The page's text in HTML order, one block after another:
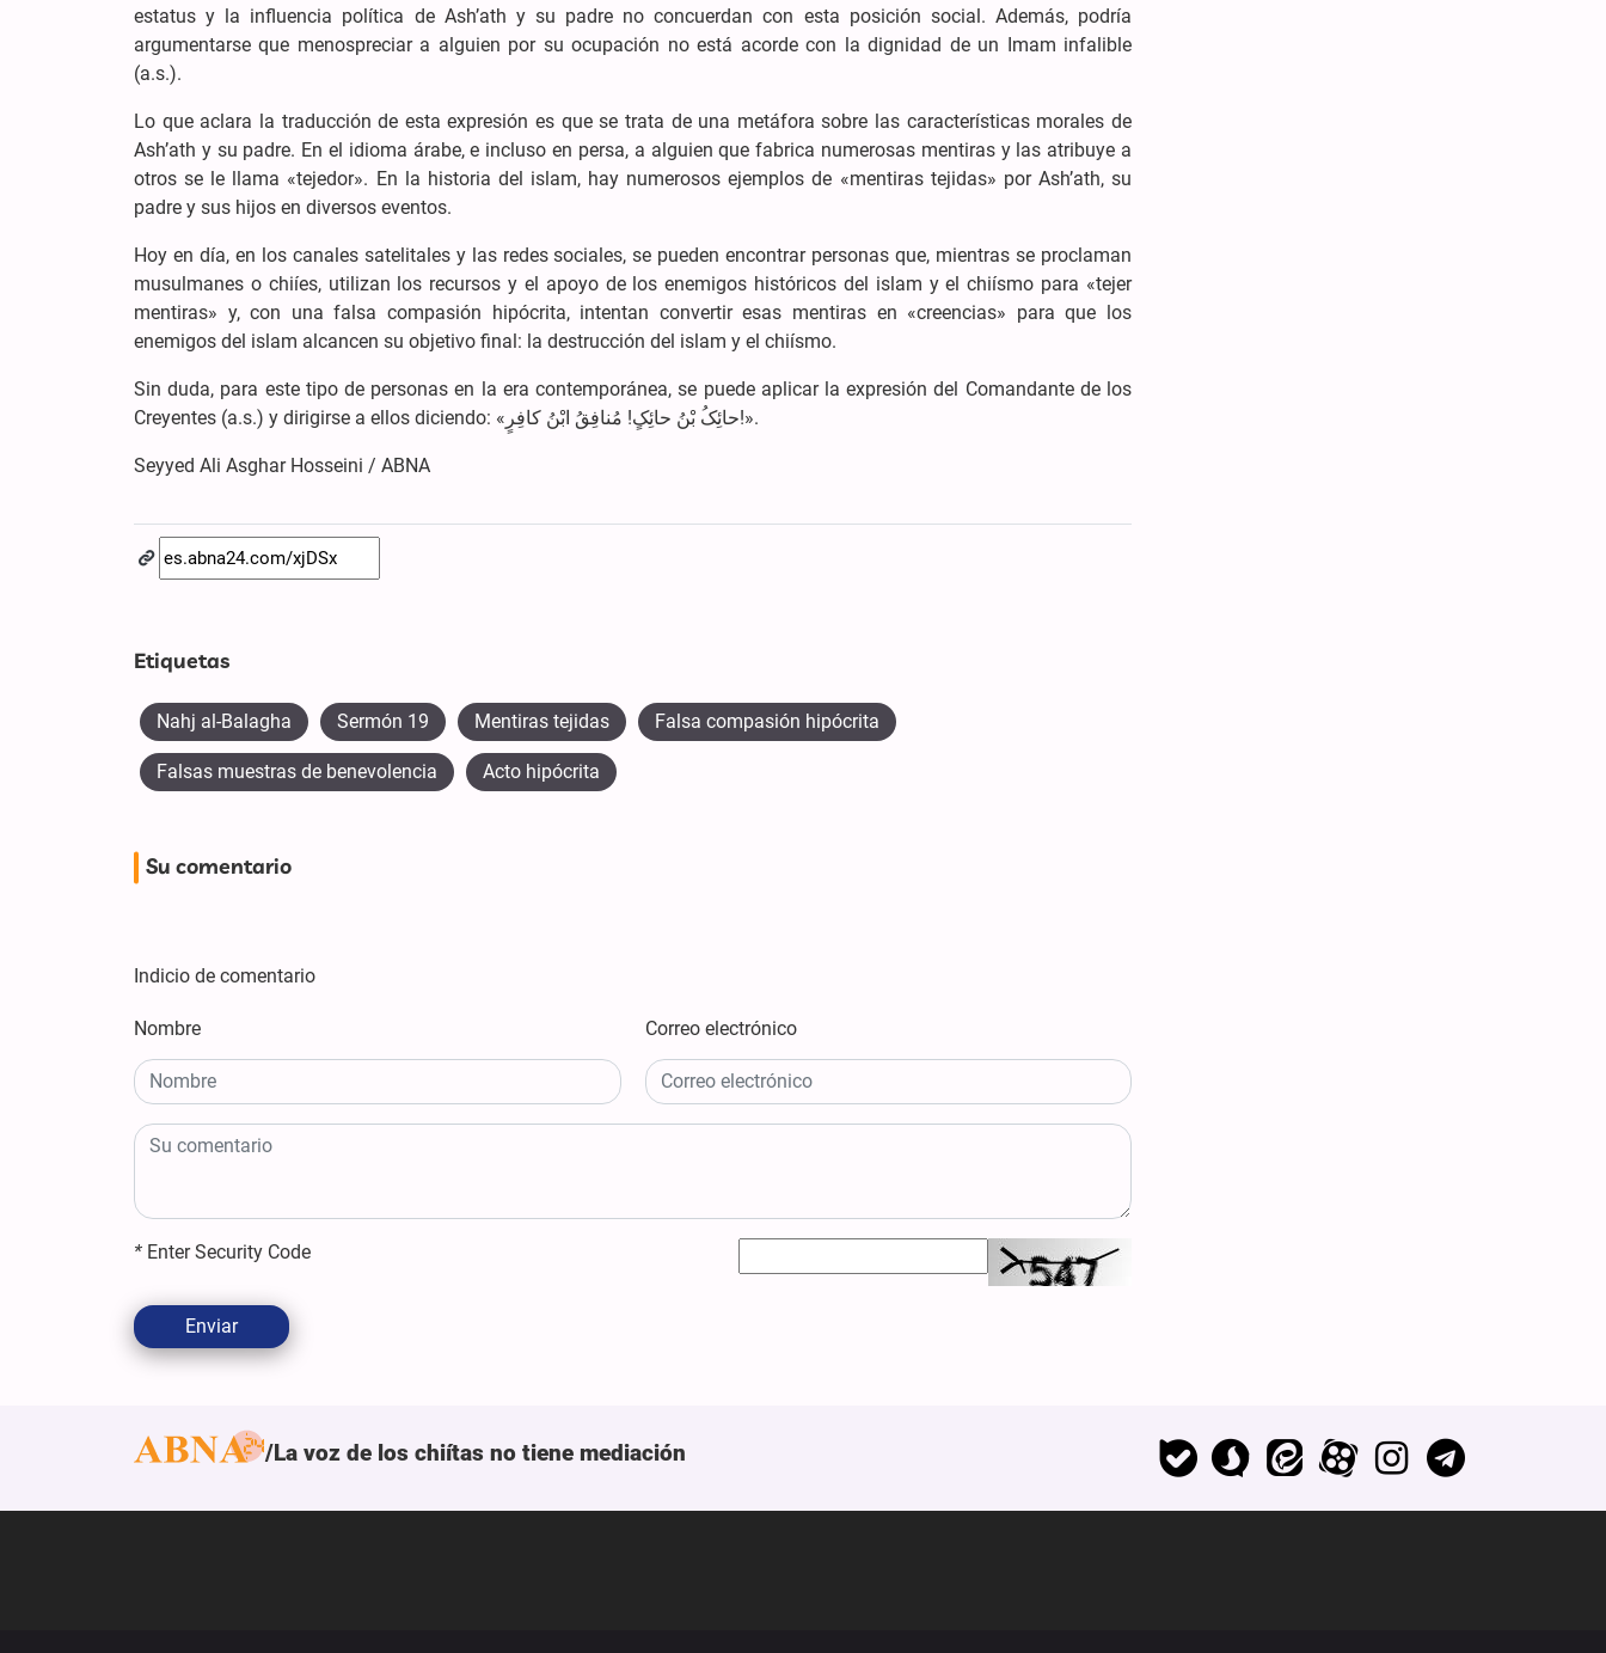
estatus y la influencia política de Ash’ath y su padre no concuerdan con esta posición social. Además, podría
argumentarse que menospreciar a alguien por su ocupación no está acorde con la dignidad de un Imam infalible
(a.s.).
Lo que aclara la traducción de esta expresión es que se trata de una metáfora sobre las características morales de
Ash’ath y su padre. En el idioma árabe, e incluso en persa, a alguien que fabrica numerosas mentiras y las atribuye a
otros se le llama «tejedor». En la historia del islam, hay numerosos ejemplos de «mentiras tejidas» por Ash’ath, su
padre y sus hijos en diversos eventos.
Hoy en día, en los canales satelitales y las redes sociales, se pueden encontrar personas que, mientras se proclaman
musulmanes o chiíes, utilizan los recursos y el apoyo de los enemigos históricos del islam y el chiísmo para «tejer
mentiras» y, con una falsa compasión hipócrita, intentan convertir esas mentiras en «creencias» para que los
enemigos del islam alcancen su objetivo final: la destrucción del islam y el chiísmo.
Sin duda, para este tipo de personas en la era contemporánea, se puede aplicar la expresión del Comandante de los
Creyentes (a.s.) y dirigirse a ellos diciendo: «حائِکُ بْنُ حائِکٍ! مُنافِقُ ابْنُ کافِرٍ!».
Seyyed Ali Asghar Hosseini / ABNA
Etiquetas
Nahj al-Balagha Sermón 19 Mentiras tejidas Falsa compasión hipócrita
Falsas muestras de benevolencia Acto hipócrita
Su comentario
Indicio de comentario
Nombre Correo electrónico
* Enter Security Code
Enviar
La voz de los chiítas no tiene mediación